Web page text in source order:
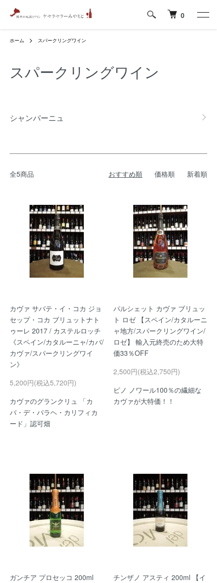
0
ホーム スパークリングワイン
スパークリングワイン
シャンパーニュ
全5商品 おすすめ順 価格順 新着順
カヴァ サバテ・イ・コカ ジョ
セップ・コカ ブリュットナト
ゥーレ 2017 / カステルロッチ
《スペイン/カタルーニャ/カバ/
カヴァ/スパークリングワイ
ン》
5,200円(税込5,720円)
カヴァのグランクリュ 「カ
バ・デ・パラヘ・カリフィカ
ード」認可畑
パルシェット カヴァ ブリュッ
ト ロゼ 【スペイン/カタルーニ
ャ地方/スパークリングワイン/
ロゼ】 輸入元終売のため大特
価33％OFF
2,500円(税込2,750円)
ピノ ノワール100％の繊細な
カヴァが大特価！！
ガンチア プロセッコ 200ml
チンザノ アスティ 200ml 【イ